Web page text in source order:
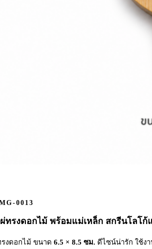
0013
ทรงดอกไม้ พร้อมแม่เหล็ก สกรีนโลโก้
งดอกไม้ ขนาด 6.5 × 8.5 ซม. ดีไซน์น่ารัก ใช้ง